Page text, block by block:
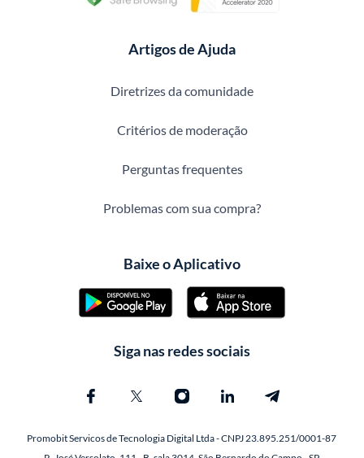
Artigos de Ajuda
Diretrizes da comunidade
Critérios de moderação
Perguntas frequentes
Problemas com sua compra?
Baixe o Aplicativo
Siga nas redes sociais
Promobit Servicos de Tecnologia Digital Ltda - CNPJ 23.895.251/0001-87